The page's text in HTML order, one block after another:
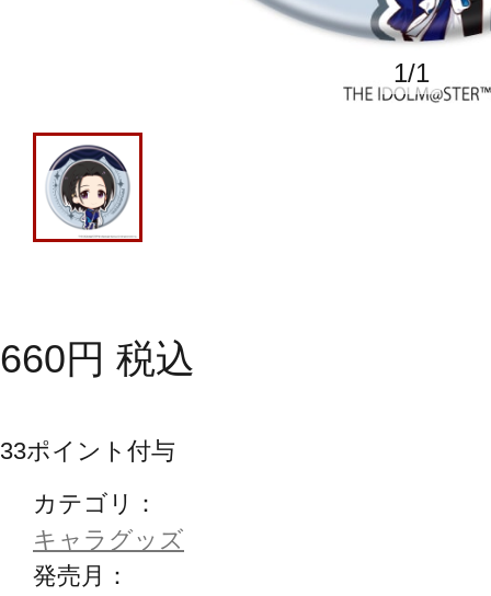
1/1
660円 税込
33ポイント付与
カテゴリ：
キャラグッズ
発売月：